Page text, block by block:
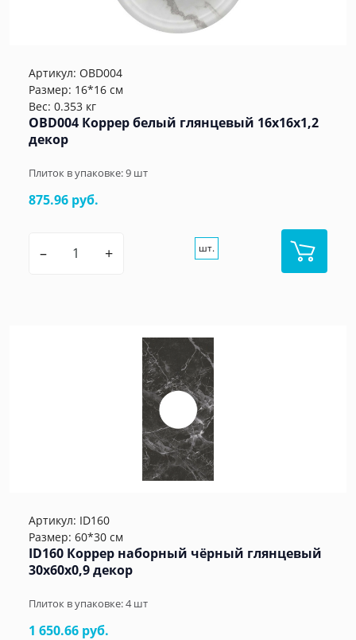
Артикул: OBD004
Размер: 16*16 см
Вес: 0.353 кг
OBD004 Коррер белый глянцевый 16x16x1,2
декор
Плиток в упаковке:9 шт
875.96 руб.
– + шт.
Артикул: ID160
Размер: 60*30 см
ID160 Коррер наборный чёрный глянцевый
30x60x0,9 декор
Плиток в упаковке:4шт
1 650.66 руб.